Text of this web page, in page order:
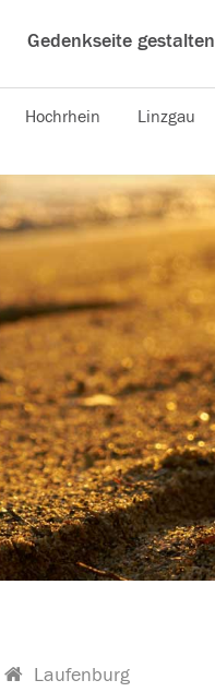
Gedenkseite gestalten
Hochrhein Linzgau
Laufenburg